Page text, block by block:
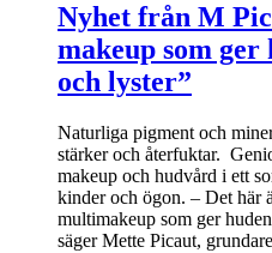
Nyhet från M
makeup som
och lyster”
Naturliga pigment och
stärker och återfuktar.
makeup och hudvård i ett
kinder och ögon. – Det här
multimakeup som ger
säger Mette Picaut,